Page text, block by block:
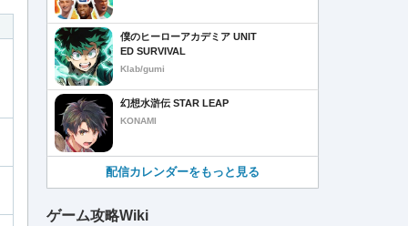
僕のヒーローアカデミア UNIT
ED SURVIVAL
Klab/gumi
幻想水滸伝 STAR LEAP
KONAMI
配信カレンダーをもっと見る
ゲーム攻略Wiki